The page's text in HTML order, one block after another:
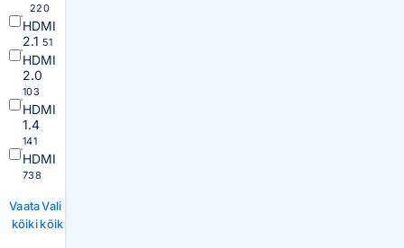
220
HDMI
2.1 51
HDMI
2.0
103
HDMI
1.4
141
HDMI
738
Vaata
kõiki
Vali
kõik